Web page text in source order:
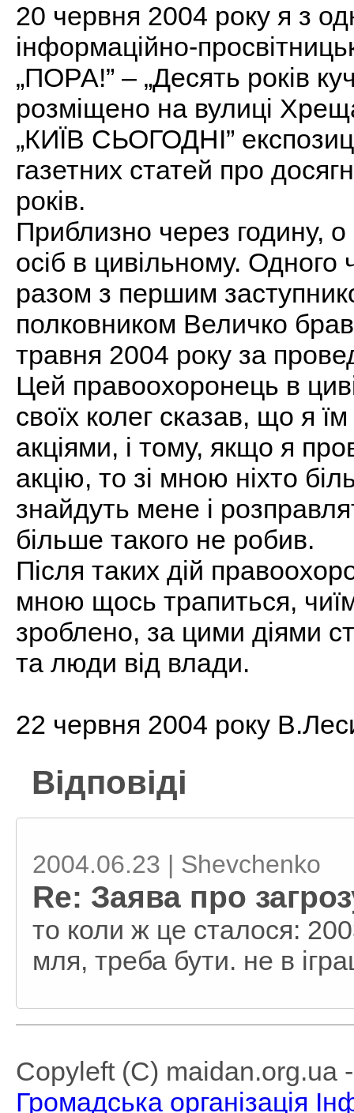
20 червня 2004 року я з
інформаційно-
„ПОРА!” – „Десять років
розміщено на вулиці
„КИЇВ СЬОГОДНІ”
газетних статей про
років.
Приблизно через годину,
осіб в цивільному. Одного
разом з першим
полковником Величко
травня 2004 року за
Цей правоохоронець в
своїх колег сказав, що я
акціями, і тому, якщо я
акцію, то зі мною ніхто
знайдуть мене і
більше такого не робив.
Після таких дій
мною щось трапиться,
зроблено, за цими діями
та люди від влади.
22 червня 2004 року
Відповіді
2004.06.23 | Shevchenko
Re: Заява про
то коли ж це сталося:
мля, треба бути. не в
Copyleft (C) maidan.org.ua
Громадська організація